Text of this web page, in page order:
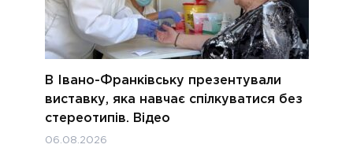
В Івано-Франківську презентували
виставку, яка навчає спілкуватися без
стереотипів. Відео
06.08.2026